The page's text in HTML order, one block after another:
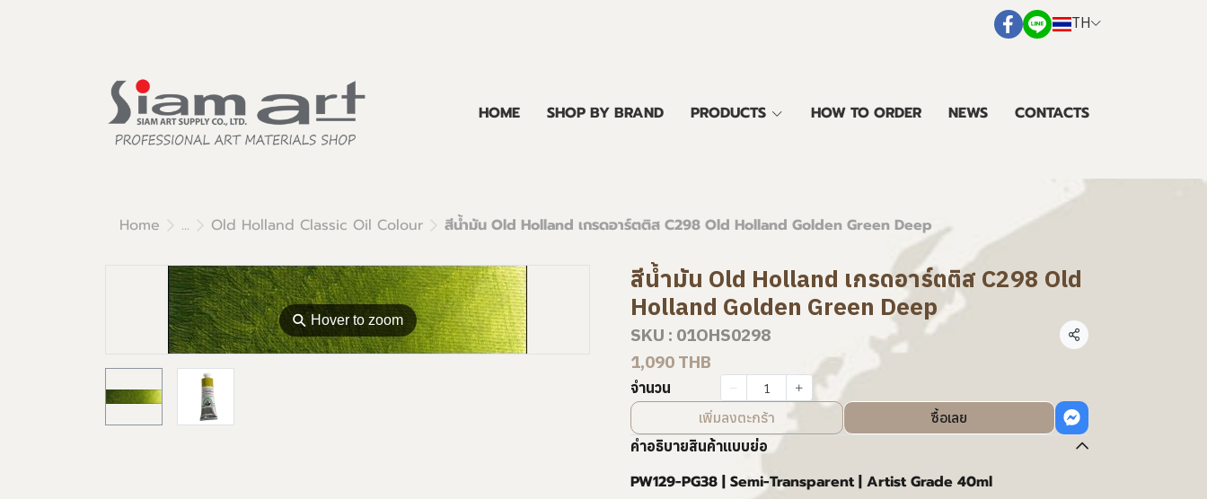
TH
HOME SHOP BY BRAND PRODUCTS HOW TO ORDER NEWS CONTACTS
Home ... Old Holland Classic Oil Colour สีน้ำมัน Old Holland เกรดอาร์ตติส C298 Old Holland Golden Green Deep
⚲ Hover to zoom
สีน้ำมัน Old Holland เกรดอาร์ตติส C298 Old
Holland Golden Green Deep
SKU : 01OHS0298 แชร์
1,090 THB
จำนวน
เพิ่มลงตะกร้า
ซื้อเลย
คำอธิบายสินค้าแบบย่อ
PW129-PG38 | Semi-Transparent | Artist Grade 40ml